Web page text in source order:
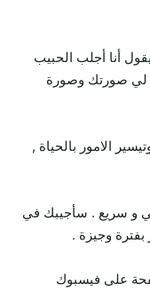
أنا أجلب الحبيب
لي صورتك وصورة
الامور بالحياة ,
و سريع . سأجيبك في
وجيزة .
على فيسبوك